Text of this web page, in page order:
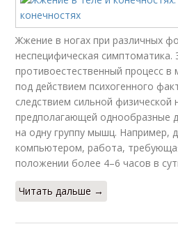
Жжение в ногах при различных
неспецифическая симптоматика.
противоестественный процесс в
под действием психогенного
следствием сильной физической
предполагающей однообразные
на одну группу мышц. Например,
компьютером, работа,
положении более 4–6 часов в
Читать дальше →